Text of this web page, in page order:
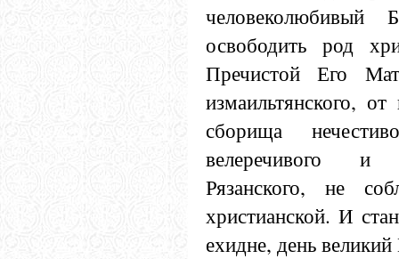
освободить род
Пречистой Его
измаильтянского,
сборища
велеречивого и
Рязанского, не
христианской. И
ехидне, день